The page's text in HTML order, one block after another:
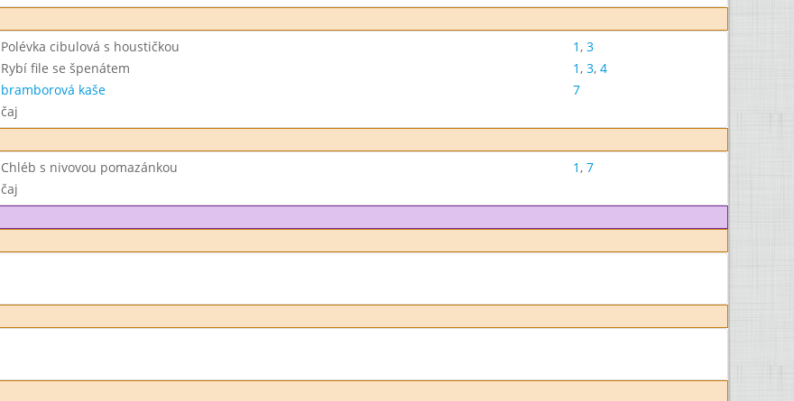
Polévka cibulová s houstičkou 1, 3
Rybí file se špenátem 1, 3, 4
bramborová kaše
7
čaj
Chléb s nivovou pomazánkou 1, 7
čaj